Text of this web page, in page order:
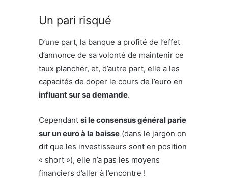
Un pari risqué
D’une part, la banque a profité de l’effet
d’annonce de sa volonté de maintenir ce
taux plancher, et, d’autre part, elle a les
capacités de doper le cours de l’euro en
influant sur sa demande.
Cependant si le consensus général parie
sur un euro à la baisse (dans le jargon on
dit que les investisseurs sont en position
« short »), elle n’a pas les moyens
financiers d’aller à l’encontre !